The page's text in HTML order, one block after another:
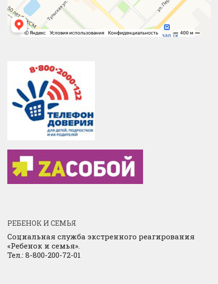
РЕБЕНОК И СЕМЬЯ
Социальная служба экстренного реагирования
«Ребенок и семья».
Тел.: 8-800-200-72-01